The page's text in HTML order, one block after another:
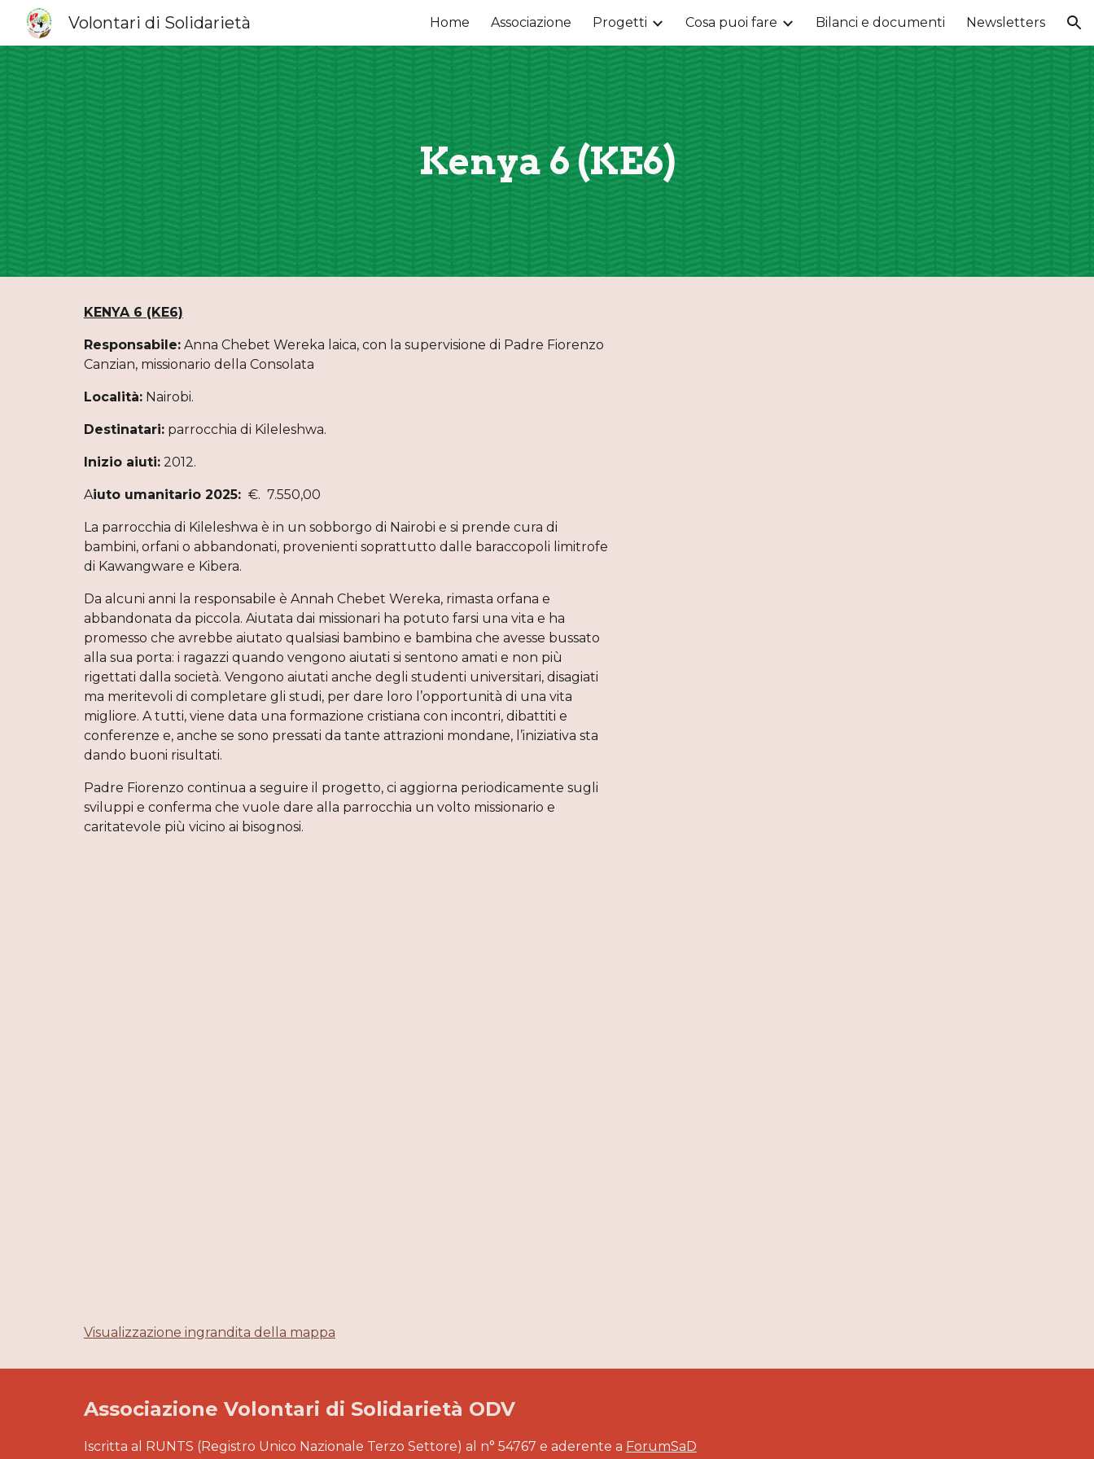
Skip to main content Skip to navigation
Volontari di Solidarietà Home Associazione Progetti Cosa puoi fare Bilanci e documenti Newsletters
Kenya 6 (KE6)
KENYA 6 (KE6)
Responsabile:Anna Chebet Wereka laica, con la supervisione di Padre Fiorenzo
Canzian, missionario della Consolata
Località:Nairobi.
Destinatari:parrocchia di Kileleshwa.
Inizio aiuti:2012.
Aiuto umanitario 2025: €. 7.550,00
La parrocchia di Kileleshwa è in un sobborgo di Nairobi e si prende cura di
bambini, orfani o abbandonati, provenienti soprattutto dalle baraccopoli limitrofe
di Kawangware e Kibera.
Da alcuni anni la responsabile è Annah Chebet Wereka, rimasta orfana e
abbandonata da piccola. Aiutata dai missionari ha potuto farsi una vita e ha
promesso che avrebbe aiutato qualsiasi bambino e bambina che avesse bussato
alla sua porta: i ragazzi quando vengono aiutati si sentono amati e non più
rigettati dalla società. Vengono aiutati anche degli studenti universitari, disagiati
ma meritevoli di completare gli studi, per dare loro l’opportunità di una vita
migliore. A tutti, viene data una formazione cristiana con incontri, dibattiti e
conferenze e, anche se sono pressati da tante attrazioni mondane, l’iniziativa sta
dando buoni risultati.
Padre Fiorenzo continua a seguire il progetto, ci aggiorna periodicamente sugli
sviluppi e conferma che vuole dare alla parrocchia un volto missionario e
caritatevole più vicino ai bisognosi.
Visualizzazione ingrandita della mappa
Associazione Volontari di Solidarietà ODV
Iscritta al RUNTS (Registro Unico Nazionale Terzo Settore) al n° 54767 e aderente a ForumSaD